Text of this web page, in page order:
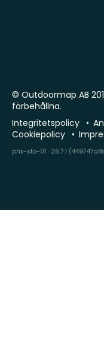
© Outdoormap AB
förbehållna.
Integritetspolicy
Cookiepolicy
phx-sto-01 · 26.7.1